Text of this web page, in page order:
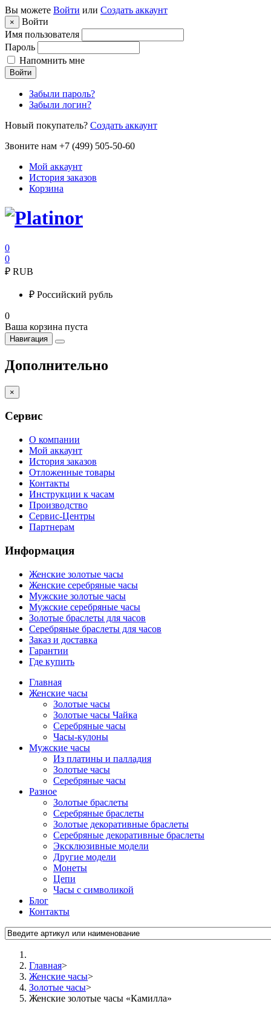
Вы можете Войти или Создать аккаунт
×
Войти
Имя пользователя
Пароль
Напомнить мне
Войти
Забыли пароль?
Забыли логин?
Новый покупатель? Создать аккаунт
Звоните нам +7 (499) 505-50-60
Мой аккаунт
История заказов
Корзина
0
0
₽ RUB
₽ Российский рубль
0
Ваша корзина пуста
Навигация
Дополнительно
×
Сервис
О компании
Мой аккаунт
История заказов
Отложенные товары
Контакты
Инструкции к часам
Производство
Сервис-Центры
Партнерам
Информация
Женские золотые часы
Женские серебряные часы
Мужские золотые часы
Мужские серебряные часы
Золотые браслеты для часов
Серебряные браслеты для часов
Заказ и доставка
Гарантии
Где купить
Главная
Женские часы
Золотые часы
Золотые часы Чайка
Серебряные часы
Часы-кулоны
Мужские часы
Из платины и палладия
Золотые часы
Серебряные часы
Разное
Золотые браслеты
Серебряные браслеты
Золотые декоративные браслеты
Серебряные декоративные браслеты
Эксклюзивные модели
Другие модели
Монеты
Цепи
Часы с символикой
Блог
Контакты
Главная>
Женские часы>
Золотые часы>
Женские золотые часы «Камилла»